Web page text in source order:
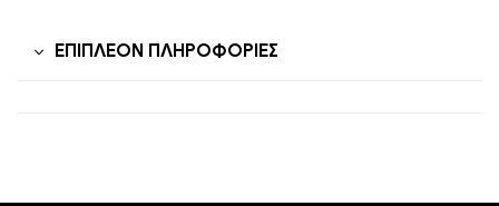
ΕΠΙΠΛΈΟΝ ΠΛΗΡΟΦΟΡΊΕΣ